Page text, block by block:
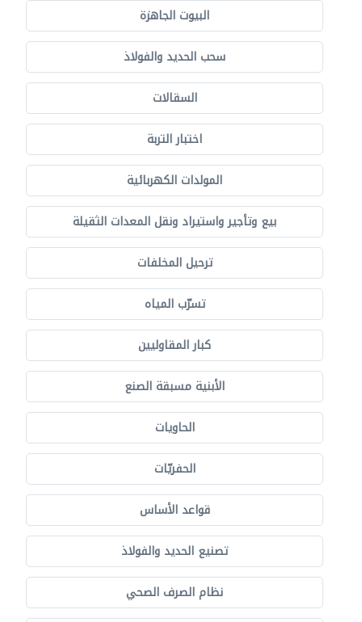
البيوت الجاهزة
سحب الحديد والفولاذ
السقالات
اختبار التربة
المولدات الكهربائية
بيع وتأجير واستيراد ونقل المعدات الثقيلة
ترحيل المخلفات
تسرّب المياه
كبار المقاوليين
الأبنية مسبقة الصنع
الحاويات
الحفريّات
قواعد الأساس
تصنيع الحديد والفولاذ
نظام الصرف الصحي